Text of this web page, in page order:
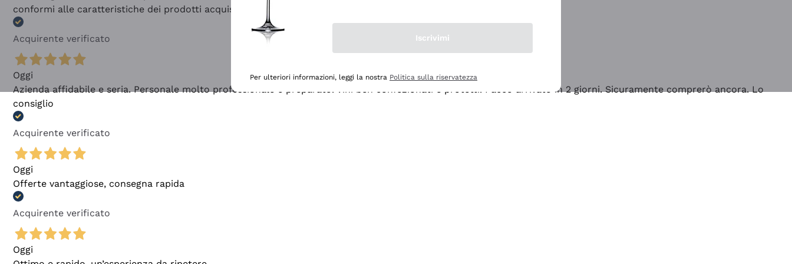
conformi alle caratteristiche dei prodotti acquistati
Acquirente verificato
Oggi
Azienda affidabile e seria. Personale molto professionale e preparato. Vini ben confezionati e protetti. Pacco arrivato in 2 giorni. Sicuramente comprerò ancora. Lo
consiglio
Acquirente verificato
Oggi
Offerte vantaggiose, consegna rapida
Acquirente verificato
Oggi
Iscrivimi
Per ulteriori informazioni, leggi la nostra Politica sulla riservatezza